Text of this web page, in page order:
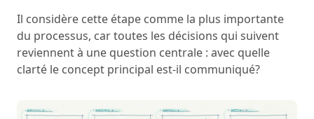
Il considère cette étape comme la plus importante
du processus, car toutes les décisions qui suivent
reviennent à une question centrale : avec quelle
clarté le concept principal est-il communiqué?